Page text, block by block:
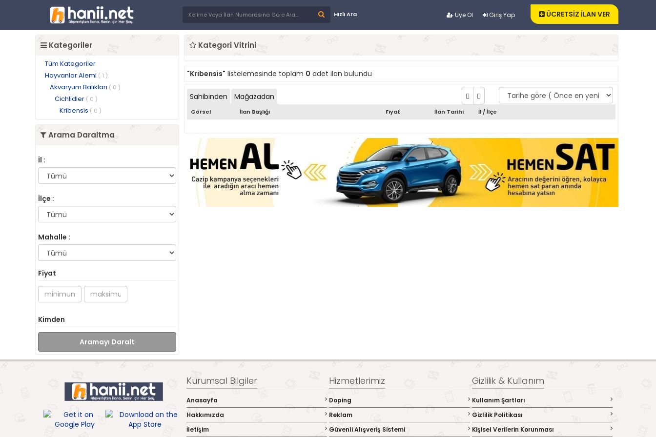
Üye Ol Giriş Yap
Hızlı Ara ÜCRETSİZ İLAN VER
Kategoriler
Tüm Kategoriler
Hayvanlar Alemi ( 1 )
Akvaryum Balıkları ( 0 )
Cichlidler ( 0 )
Kribensis ( 0 )
Arama Daraltma
İl :
İlçe :
Mahalle :
Fiyat
Kimden
Aramayı Daralt
Kategori Vitrini
"Kribensis" listelemesinde toplam 0 adet ilan bulundu
Sahibinden Mağazadan
Görsel İlan Başlığı Fiyat İlan Tarihi İl / İlçe
Kurumsal Bilgiler
Anasayfa
Hakkımızda
İletişim
Hizmetlerimiz
Doping
Reklam
Güvenli Alışveriş Sistemi
Gizlilik & Kullanım
Kullanım Şartları
Gizlilik Politikası
Kişisel Verilerin Korunması